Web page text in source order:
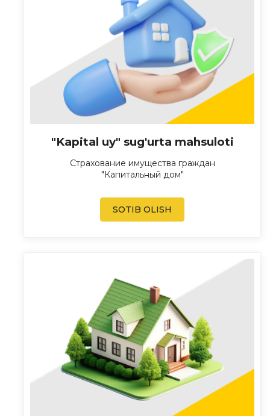
"Kapital uy" sug'urta mahsuloti
Страхование имущества граждан
"Капитальный дом"
SOTIB OLISH